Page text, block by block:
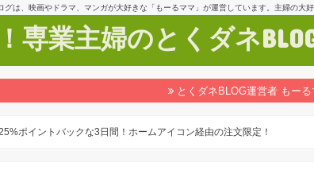
グは、映画やドラマ、マンガが大好きな「もーるママ」が運営しています。主婦の大
専業主婦のとくダネ
とくダネBLOG運営者 もー
ポイントバックな3日間！ホームアイコン経由の注文限定！